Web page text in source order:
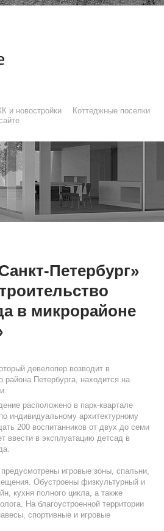
и новостройки
Коттеджные поселки
Петербург»
в микрорайоне
девелопер возводит в
района Петербурга, находится на
расположено в парк-квартале
индивидуальному архитектурному
200 воспитанников от двух до семи
ввести в эксплуатацию детсад в
игровые зоны, спальни,
Обустроены физкультурный и
кухня полного цикла, а также
На благоустроенной территории
спортивные и игровые